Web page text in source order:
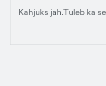
Kahjuks jah.Tuleb ka